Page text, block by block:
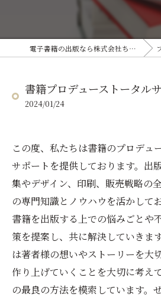
電子書籍の出版なら株式会社ちょんまげコーポレーション ブ
書籍プロデューストータル
2024/01/24
この度、私たちは書籍のプロデュ
サポートを提供しております。出
集やデザイン、印刷、販売戦略の
の専門知識とノウハウを活かして
書籍を出版する上での悩みごとや
策を提案し、共に解決していきま
は著者様の想いやストーリーを大
作り上げていくことを大切に考え
の最良の方法を模索しています。